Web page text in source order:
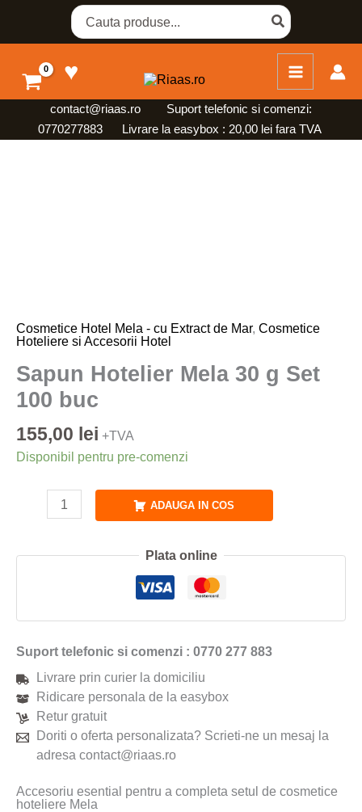
content
Search
for:
♥
contact@riaas.ro
Suport telefonic si comenzi:
0770277883 Livrare la easybox : 20,00 lei fara TVA
Cosmetice Hotel Mela - cu Extract de Mar, Cosmetice
Hoteliere si Accesorii Hotel
Sapun Hotelier Mela 30 g Set
100 buc
155,00 lei +TVA
Disponibil pentru pre-comenzi
buc
ADAUGA IN COS
Plata online
Suport telefonic si comenzi : 0770 277 883
Livrare prin curier la domiciliu
Ridicare personala de la easybox
Retur gratuit
Doriti o oferta personalizata? Scrieti-ne un mesaj la
adresa contact@riaas.ro
Accesoriu esential pentru a completa setul de cosmetice
hoteliere Mela